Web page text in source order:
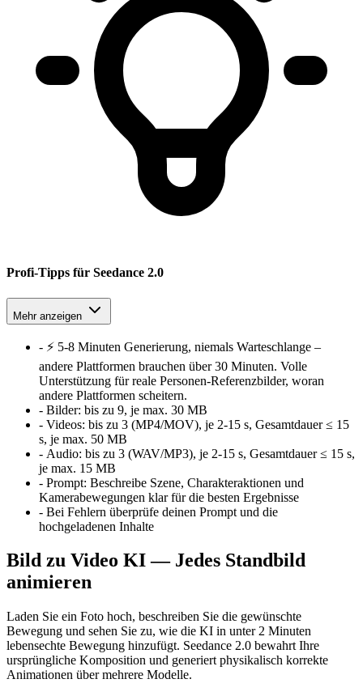
Profi-Tipps für Seedance 2.0
Mehr anzeigen
- ⚡ 5-8 Minuten Generierung, niemals Warteschlange –
andere Plattformen brauchen über 30 Minuten. Volle
Unterstützung für reale Personen-Referenzbilder, woran
andere Plattformen scheitern.
- Bilder: bis zu 9, je max. 30 MB
- Videos: bis zu 3 (MP4/MOV), je 2-15 s, Gesamtdauer ≤ 15
s, je max. 50 MB
- Audio: bis zu 3 (WAV/MP3), je 2-15 s, Gesamtdauer ≤ 15 s,
je max. 15 MB
- Prompt: Beschreibe Szene, Charakteraktionen und
Kamerabewegungen klar für die besten Ergebnisse
- Bei Fehlern überprüfe deinen Prompt und die
hochgeladenen Inhalte
Bild zu Video KI — Jedes Standbild
animieren
Laden Sie ein Foto hoch, beschreiben Sie die gewünschte
Bewegung und sehen Sie zu, wie die KI in unter 2 Minuten
lebensechte Bewegung hinzufügt. Seedance 2.0 bewahrt Ihre
ursprüngliche Komposition und generiert physikalisch korrekte
Animationen über mehrere Modelle.